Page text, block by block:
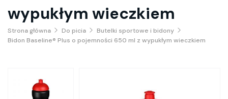
wypukłym wieczkiem
Strona główna Do picia
Butelki sportowe i bidony
Bidon Baseline® Plus o pojemności 650 ml z wypukłym wieczkiem